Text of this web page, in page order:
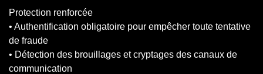
Protection renforcée
• Authentification obligatoire pour empêcher toute tentative
de fraude
• Détection des brouillages et cryptages des canaux de
communication